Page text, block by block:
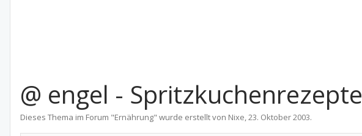
@ engel - Spritzkuchenrezepte
Dieses Thema im Forum "Ernährung" wurde erstellt von Nixe,23. Oktober 2003.